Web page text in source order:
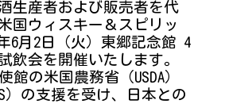
生産者および販売者を代
国ウィスキー＆スピリッ
6月2日（火） 東郷記念館 4
飲会を開催いたします。
館の米国農務省（USDA）
）の支援を受け、日本との